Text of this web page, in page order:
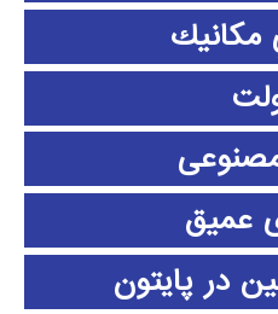
عمیق
در پایتون